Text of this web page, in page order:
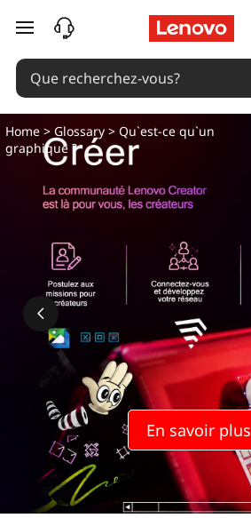
passer au contenu principal
En savoir plus
Home >Glossary > Qu`est-ce qu`un
graphique ?